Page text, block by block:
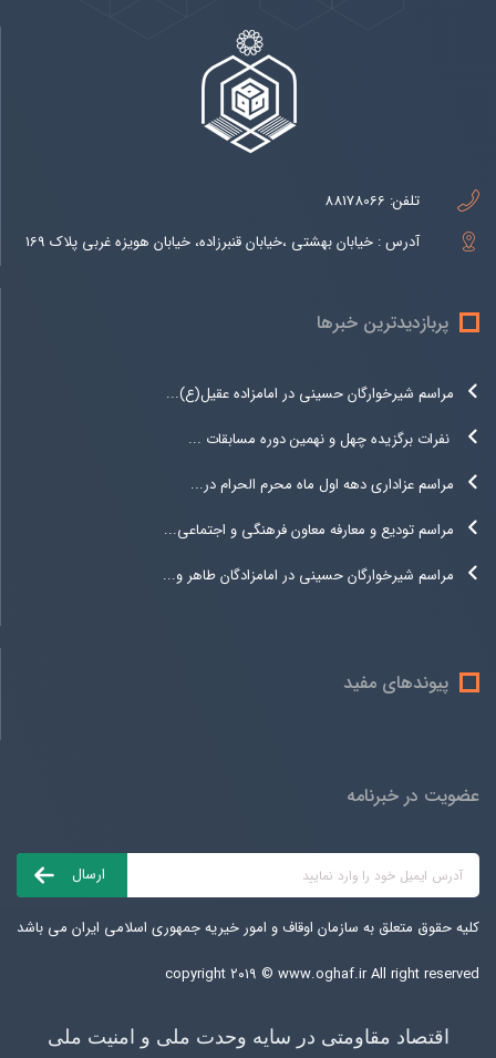
تلفن: 88178066
آدرس : خیابان بهشتی ،خیابان قنبرزاده، خیابان هویزه غربی پلاک 169
پربازدیدترین خبرها
مراسم شیرخوارگان حسینی در امامزاده عقیل(ع)...
نفرات برگزیده چهل و نهمین دوره مسابقات ...
مراسم عزاداری دهه اول ماه محرم الحرام در...
مراسم تودیع و معارفه معاون فرهنگی و اجتماعی...
مراسم شیرخوارگان حسینی در امامزادگان طاهر و...
پیوندهای مفید
عضویت در خبرنامه
کلیه حقوق متعلق به سازمان اوقاف و امور خیریه جمهوری اسلامی ایران می باشد
copyright ۲۰۱۹ © www.oghaf.irAll right reserved
اقتصاد مقاومتی در سایه وحدت ملی و امنیت ملی